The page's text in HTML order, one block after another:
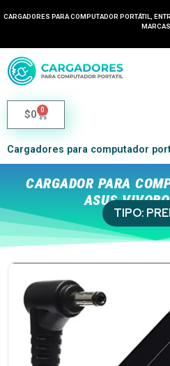
CARGADORES PARA COMPUTADOR PORTÁTIL,
MARCAS
$0 0
Cargadores para computador
CARGADOR PARA
ASUS
TIPO: